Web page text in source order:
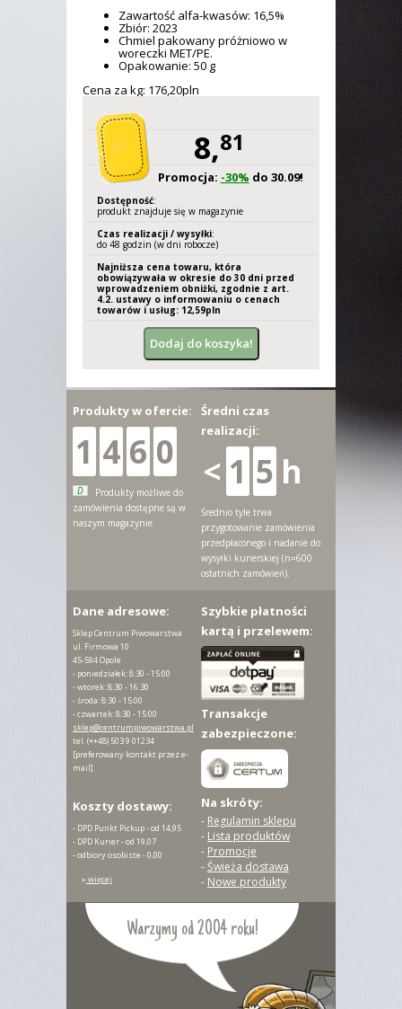
Zawartość alfa-kwasów: 16,5%
Zbiór: 2023
Chmiel pakowany próżniowo w
woreczki MET/PE.
Opakowanie: 50 g
Cena za kg: 176,20pln
8,81
Promocja: -30% do 30.09!
Dostępność:
produkt znajduje się w magazynie
Czas realizacji / wysyłki:
do 48 godzin (w dni robocze)
Najniższa cena towaru, która
obowiązywała w okresie do 30 dni przed
wprowadzeniem obniżki, zgodnie z art.
4.2. ustawy o informowaniu o cenach
towarów i usług: 12,59pln
Warzymy od 2004 roku!
Produkty w ofercie:
1 4 6 0
D
Produkty możliwe do
zamówienia dostępne są w
naszym magazynie.
Średni czas
realizacji:
< 1 5 h
Średnio tyle trwa
przygotowanie zamówienia
przedpłaconego i nadanie do
wysyłki kurierskiej (n=600
ostatnich zamówień).
Dane adresowe:
Sklep Centrum Piwowarstwa
ul. Firmowa 10
45-594 Opole
- poniedziałek: 8:30 - 15:00
- wtorek: 8:30 - 16:30
- środa: 8:30 - 15:00
- czwartek: 8:30 - 15:00
sklep@centrumpiwowarstwa.pl
tel.(++48) 503 9 01234
[preferowany kontakt przez e-
mail]
Szybkie płatności
kartą i przelewem:
Transakcje
zabezpieczone:
Koszty dostawy:
- DPD Punkt Pickup - od 14,95
- DPD Kurier - od 19,07
- odbiory osobiste - 0,00
» więcej
Na skróty:
- Regulamin sklepu
- Lista produktów
- Promocje
-Świeża dostawa
- Nowe produkty